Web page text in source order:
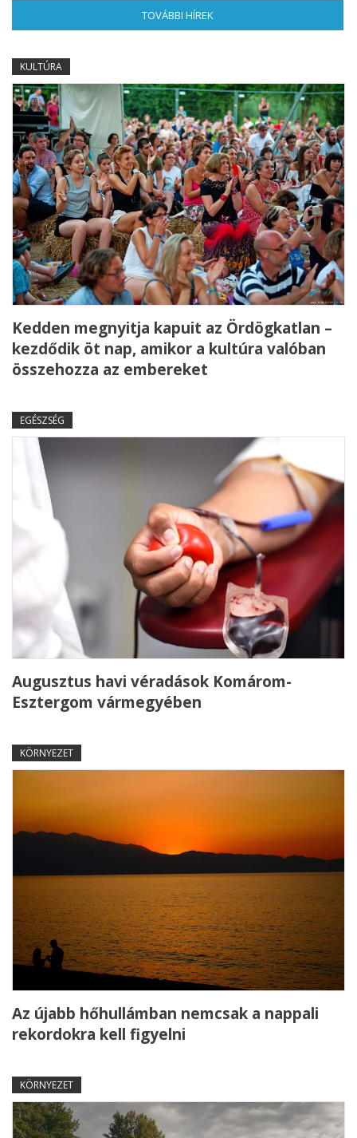
TOVÁBBI HÍREK
KULTÚRA
Kedden megnyitja kapuit az Ördögkatlan –
kezdődik öt nap, amikor a kultúra valóban
összehozza az embereket
EGÉSZSÉG
Augusztus havi véradások Komárom-
Esztergom vármegyében
KÖRNYEZET
Az újabb hőhullámban nemcsak a nappali
rekordokra kell figyelni
KÖRNYEZET